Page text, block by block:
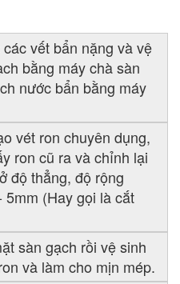
vết bẩn nặng và vệ
bằng máy chà sàn
nước bẩn bằng máy
vét ron chuyên dụng,
ron cũ ra và chỉnh lại
độ thẳng, độ rộng
(Hay gọi là cắt
sàn gạch rồi vệ sinh
và làm cho mịn mép.